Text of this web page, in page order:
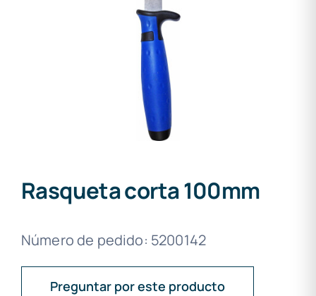
Rasqueta corta 100mm
Número de pedido: 5200142
Preguntar por este producto